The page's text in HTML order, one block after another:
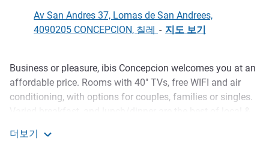
Av San Andres 37, Lomas de San Andrees,
4090205 CONCEPCION, 칠레 - 지도 보기
호텔설명
Business or pleasure, ibis Concepcion welcomes you at an
affordable price. Rooms with 40" TVs, free WIFI and air
conditioning, with options for couples, families or singles.
serving drinks and sandwiches. Plus, the hotel has a
더보기